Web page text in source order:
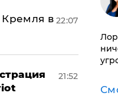
Кремля в 22:07
21:52